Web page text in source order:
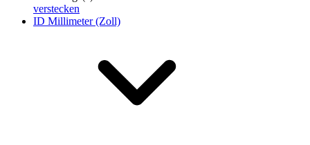
verstecken
ID Millimeter (Zoll)